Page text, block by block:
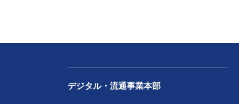
デジタル・流通事業本部